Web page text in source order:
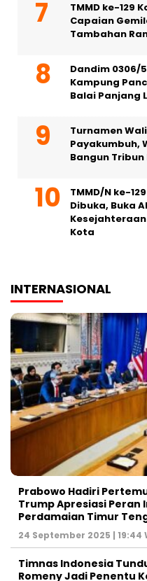
TMMD ke-129
Capaian
Tambahan
Dandim 0306/
Kampung
Balai Panjang
Turnamen
Payakumbuh,
Bangun
TMMD/N ke-
Dibuka, Buka
Kota
INTERNASIONAL
Prabowo Hadiri
Trump Apresiasi Peran
Perdamaian Timur
24 September 2025 | 19:44
Timnas Indonesia
Romeny Jadi Penentu